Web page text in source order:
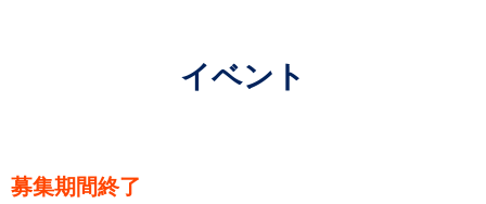
メガスターご紹介
投影メニュー
投影時間・料金
プラネタリウム解説員
イベント
イベント
募集期間終了